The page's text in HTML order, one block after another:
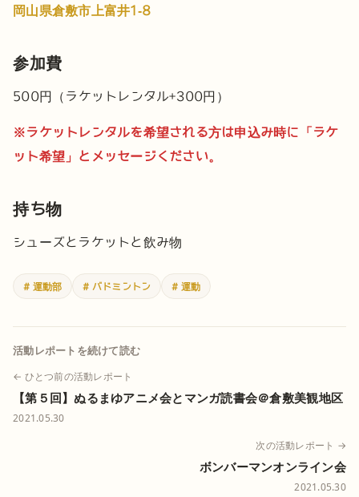
岡山県倉敷市上富井1-8
参加費
500円（ラケットレンタル+300円）
※ラケットレンタルを希望される方は申込み時に「ラケ
ット希望」とメッセージください。
持ち物
シューズとラケットと飲み物
# 運動部 # バドミントン # 運動
活動レポートを続けて読む
← ひとつ前の活動レポート
【第５回】ぬるまゆアニメ会とマンガ読書会＠倉敷美観地区
2021.05.30
次の活動レポート →
ボンバーマンオンライン会
2021.05.30